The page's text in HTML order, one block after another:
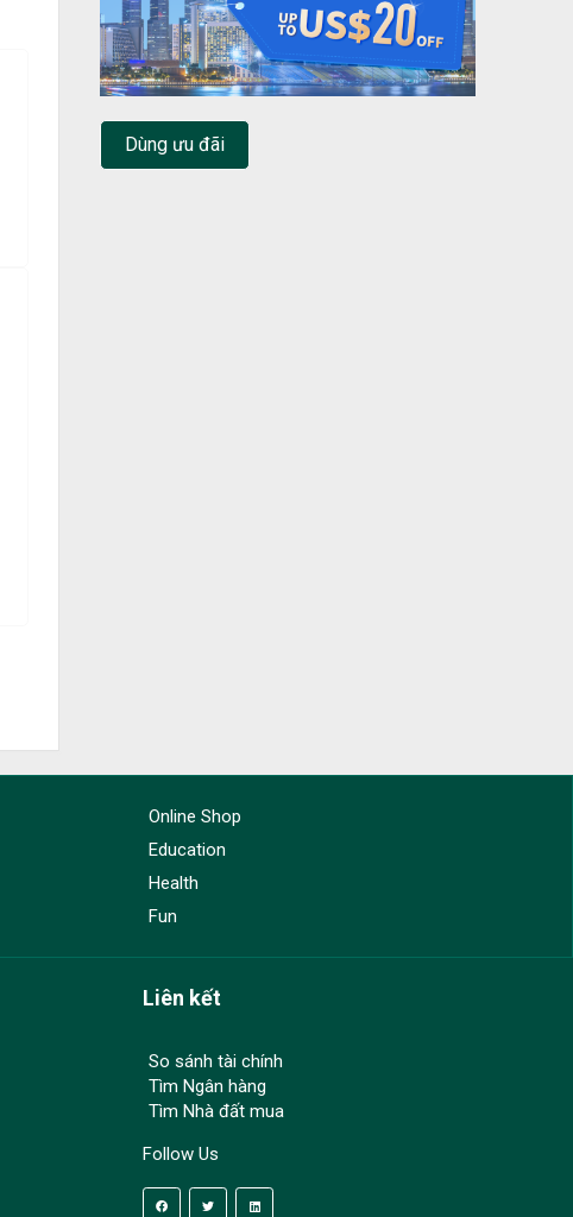
Dùng ưu đãi
Online Shop
Education
Health
Fun
Liên kết
So sánh tài chính
Tìm Ngân hàng
Tìm Nhà đất mua
Follow Us